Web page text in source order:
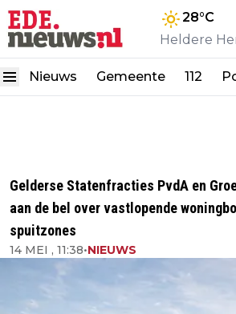
28°C
Heldere
Nieuws Gemeente 112
Gelderse Statenfracties PvdA en
aan de bel over vastlopende
spuitzones
14 MEI , 11:38•NIEUWS